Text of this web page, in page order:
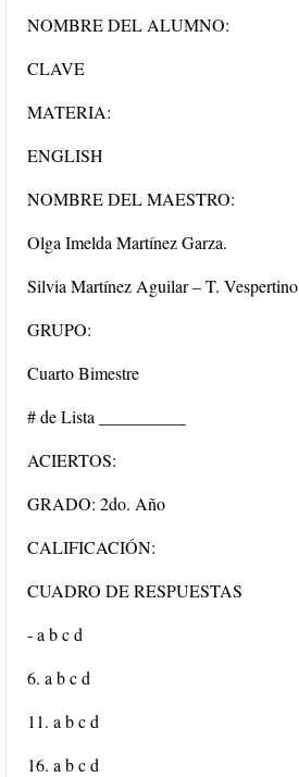
NOMBRE DEL ALUMNO:
CLAVE
MATERIA:
ENGLISH
NOMBRE DEL MAESTRO:
Olga Imelda Martínez Garza.
Silvia Martínez Aguilar – T. Vespertino
GRUPO:
Cuarto Bimestre
# de Lista __________
ACIERTOS:
GRADO: 2do. Año
CALIFICACIÓN:
CUADRO DE RESPUESTAS
- a b c d
6. a b c d
11. a b c d
16. a b c d